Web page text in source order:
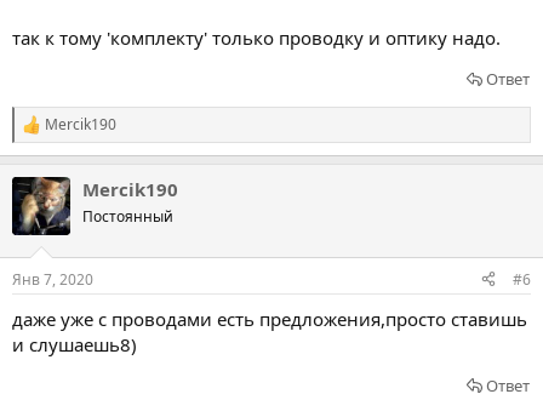
так к тому 'комплекту' только проводку и оптику надо.
Ответ
Р
е
к
ц
и
Mercik190
Mercik190
Постоянный
Янв 7, 2020 #6
даже уже с проводами есть предложения,просто ставишь
и слушаешь8)
Ответ